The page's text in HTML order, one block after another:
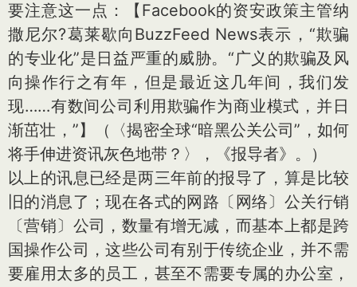
要注意这一点：【Facebook的资安政策主管纳
撒尼尔?葛莱歇向BuzzFeed News表示，“欺骗
的专业化”是日益严重的威胁。“广义的欺骗及风
向操作行之有年，但是最近这几年间，我们发
现……有数间公司利用欺骗作为商业模式，并日
渐茁壮，”】（〈揭密全球“暗黑公关公司”，如何
将手伸进资讯灰色地带？〉，《报导者》。）
以上的讯息已经是两三年前的报导了，算是比较
旧的消息了；现在各式的网路〔网络〕公关行销
〔营销〕公司，数量有增无减，而基本上都是跨
国操作公司，这些公司有别于传统企业，并不需
要雇用太多的员工，甚至不需要专属的办公室，